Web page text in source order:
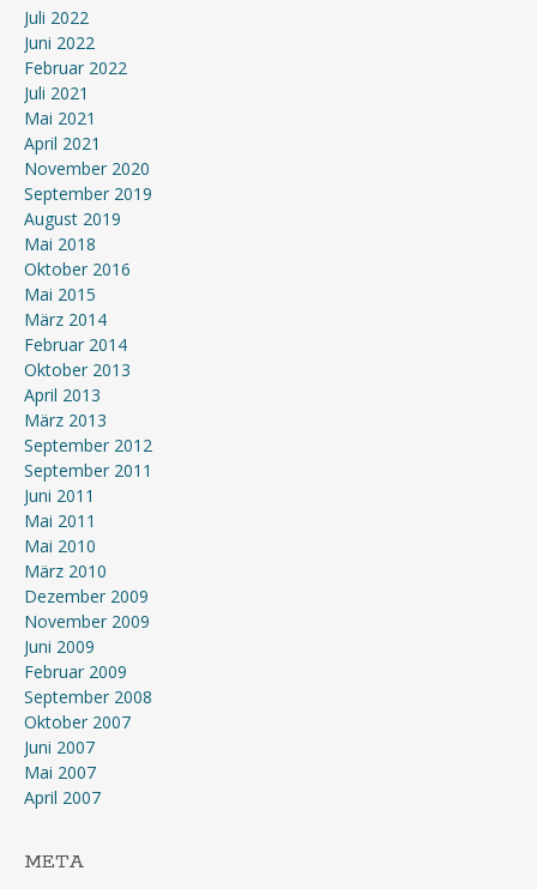
Juli 2022
Juni 2022
Februar 2022
Juli 2021
Mai 2021
April 2021
November 2020
September 2019
August 2019
Mai 2018
Oktober 2016
Mai 2015
März 2014
Februar 2014
Oktober 2013
April 2013
März 2013
September 2012
September 2011
Juni 2011
Mai 2011
Mai 2010
März 2010
Dezember 2009
November 2009
Juni 2009
Februar 2009
September 2008
Oktober 2007
Juni 2007
Mai 2007
April 2007
META